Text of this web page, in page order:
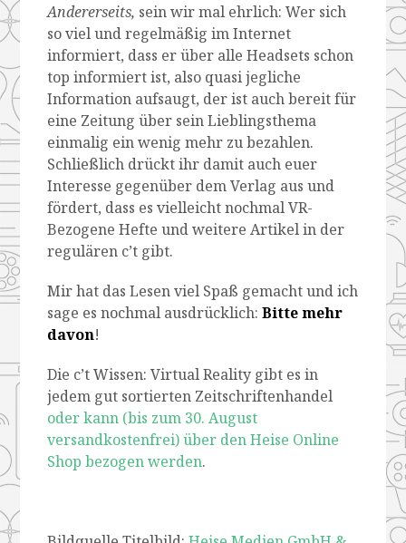
Andererseits, sein wir mal ehrlich: Wer sich
so viel und regelmäßig im Internet
informiert, dass er über alle Headsets schon
top informiert ist, also quasi jegliche
Information aufsaugt, der ist auch bereit für
eine Zeitung über sein Lieblingsthema
einmalig ein wenig mehr zu bezahlen.
Schließlich drückt ihr damit auch euer
Interesse gegenüber dem Verlag aus und
fördert, dass es vielleicht nochmal VR-
Bezogene Hefte und weitere Artikel in der
regulären c’t gibt.
Mir hat das Lesen viel Spaß gemacht und ich
sage es nochmal ausdrücklich:Bitte mehr
davon!
Die c’t Wissen: Virtual Reality gibt es in
jedem gut sortierten Zeitschriftenhandel
oder kann (bis zum 30. August
versandkostenfrei) über den Heise Online
Shop bezogen werden.